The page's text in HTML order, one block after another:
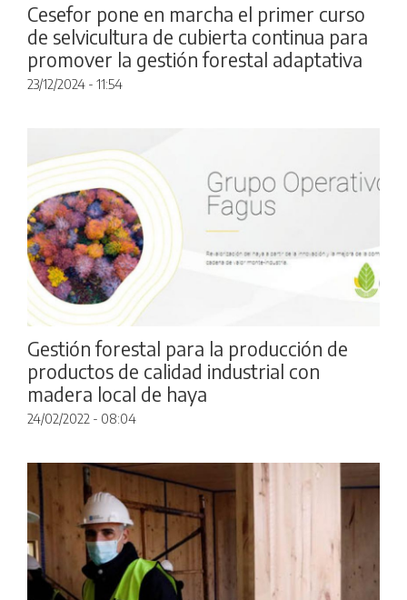
Cesefor pone en marcha el primer curso
de selvicultura de cubierta continua para
promover la gestión forestal adaptativa
23/12/2024 - 11:54
Gestión forestal para la producción de
productos de calidad industrial con
madera local de haya
24/02/2022 - 08:04